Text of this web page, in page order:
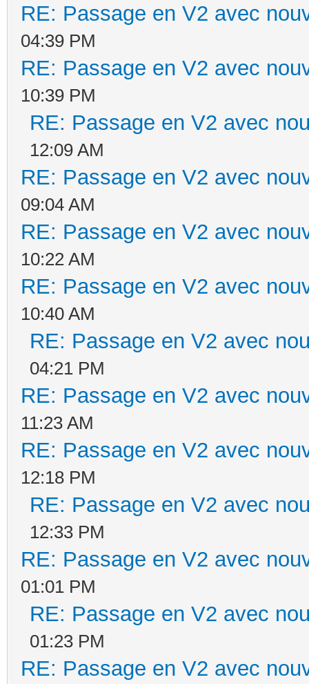
RE: Passage en V2 avec
04:39 PM
RE: Passage en V2 avec
10:39 PM
RE: Passage en V2 avec
12:09 AM
RE: Passage en V2 avec
09:04 AM
RE: Passage en V2 avec
10:22 AM
RE: Passage en V2 avec
10:40 AM
RE: Passage en V2 avec
04:21 PM
RE: Passage en V2 avec
11:23 AM
RE: Passage en V2 avec
12:18 PM
RE: Passage en V2 avec
12:33 PM
RE: Passage en V2 avec
01:01 PM
RE: Passage en V2 avec
01:23 PM
RE: Passage en V2 avec